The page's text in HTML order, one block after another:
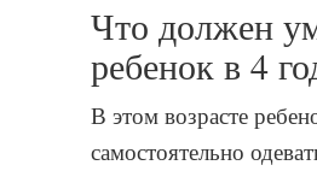
Что должен
ребенок в 4
В этом возрасте
самостоятельно